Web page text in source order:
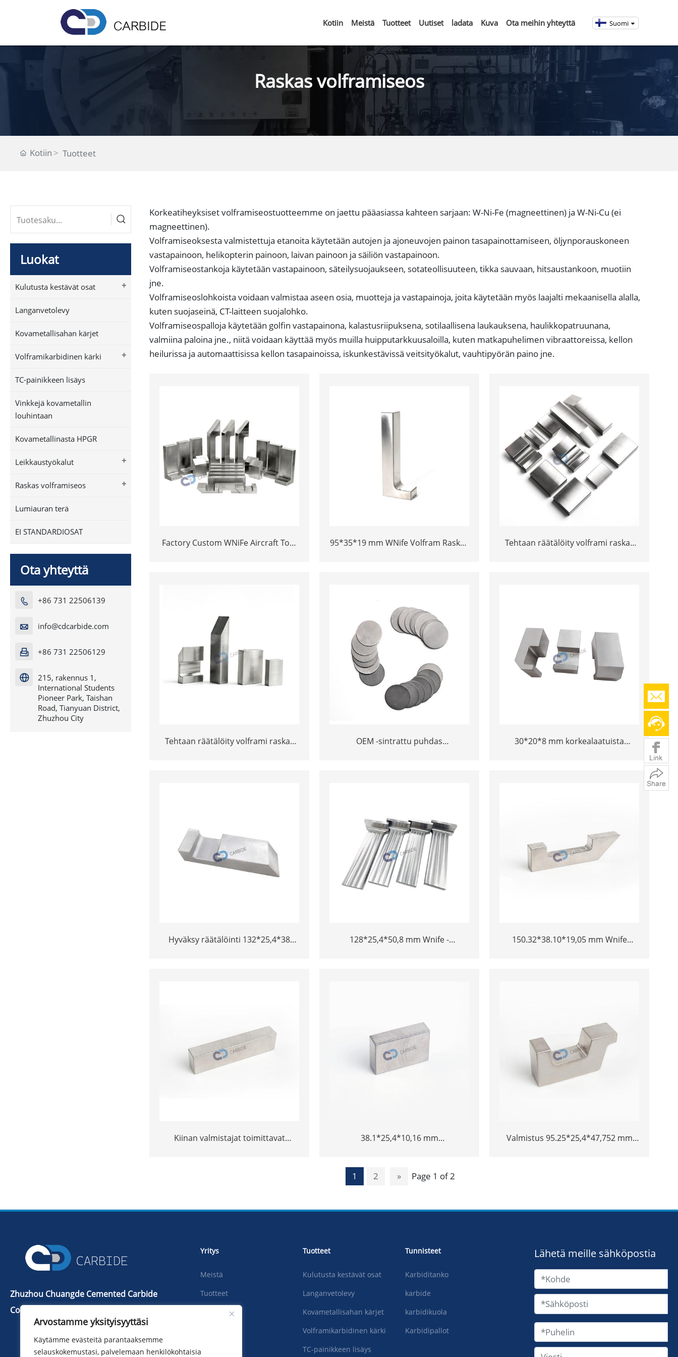
Kotiin Meistä Tuotteet Uutiset ladata Kuva Ota meihin yhteyttä Suomi
Raskas volframiseos
Kotiin Tuotteet
Luokat
+
Kulutusta kestävät osat
Langanvetolevy
Kovametallisahan kärjet
+
Volframikarbidinen kärki
TC-painikkeen lisäys
Vinkkejä kovametallin
louhintaan
Kovametallinasta HPGR
+
Leikkaustyökalut
+
Raskas volframiseos
Lumiauran terä
EI STANDARDIOSAT
Ota yhteyttä
 +86 731 22506139
 info@cdcarbide.com
 +86 731 22506129

215, rakennus 1,
International Students
Pioneer Park, Taishan
Road, Tianyuan District,
Zhuzhou City
Korkeatiheyksiset volframiseostuotteemme on jaettu pääasiassa kahteen sarjaan: W-Ni-Fe (magneettinen) ja W-Ni-Cu (ei
magneettinen).
Volframiseoksesta valmistettuja etanoita käytetään autojen ja ajoneuvojen painon tasapainottamiseen, öljynporauskoneen
vastapainoon, helikopterin painoon, laivan painoon ja säiliön vastapainoon.
Volframiseostankoja käytetään vastapainoon, säteilysuojaukseen, sotateollisuuteen, tikka sauvaan, hitsaustankoon, muotiin
jne.
Volframiseoslohkoista voidaan valmistaa aseen osia, muotteja ja vastapainoja, joita käytetään myös laajalti mekaanisella alalla,
kuten suojaseinä, CT-laitteen suojalohko.
Volframiseospalloja käytetään golfin vastapainona, kalastusriipuksena, sotilaallisena laukauksena, haulikkopatruunana,
valmiina paloina jne., niitä voidaan käyttää myös muilla huipputarkkuusaloilla, kuten matkapuhelimen vibraattoreissa, kellon
heilurissa ja automaattisissa kellon tasapainoissa, iskunkestävissä veitsityökalut, vauhtipyörän paino jne.
Factory Custom WNiFe Aircraft Tool
95*35*19 mm WNife Volfram Raskas
Tehtaan räätälöity volframi raskas
Tehtaan räätälöity volframi raskas
OEM -sintrattu puhdas
30*20*8 mm korkealaatuista
Hyväksy räätälöinti 132*25,4*38
128*25,4*50,8 mm Wnife -
150.32*38.10*19,05 mm Wnife
Kiinan valmistajat toimittavat
38.1*25,4*10,16 mm
volframi bucking bar
Valmistus 95.25*25,4*47,752 mm
1 2 » Page 1 of 2
Zhuzhou Chuangde Cemented Carbide
Co., Ltd
Puh：+86 731 22506139
Puhelin：+86 13786352688
Yritys
Meistä
Tuotteet
Kuva
Tuotteet
Kulutusta kestävät osat
Langanvetolevy
Kovametallisahan kärjet
Volframikarbidinen kärki
TC-painikkeen lisäys
Tunnisteet
Karbiditanko
karbide
karbidikuola
Karbidipallot
Lähetä meille sähköpostia
Arvostamme yksityisyyttäsi
Käytämme evästeitä parantaaksemme
selauskokemustasi, palvelemaan henkilökohtaisia ​​